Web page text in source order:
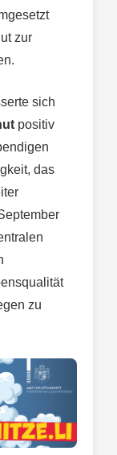
zur
sich
positiv
das
zu